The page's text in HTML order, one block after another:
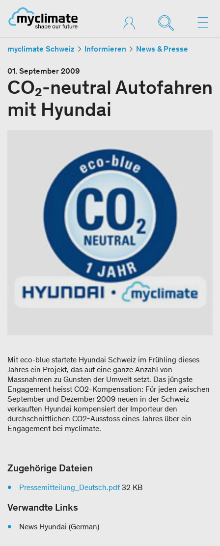
myclimate Schweiz Informieren News & Presse
01. September 2009
CO₂-neutral Autofahren
mit Hyundai
Mit eco-blue startete Hyundai Schweiz im Frühling dieses
Jahres ein Projekt, das auf eine ganze Anzahl von
Massnahmen zu Gunsten der Umwelt setzt. Das jüngste
Engagement heisst CO2-Kompensation: Für jeden zwischen
September und Dezember 2009 neuen in der Schweiz
verkauften Hyundai kompensiert der Importeur den
durchschnittlichen CO2-Ausstoss eines Jahres über ein
Engagement bei myclimate.
Zugehörige Dateien
Pressemitteilung_Deutsch.pdf 32 KB
Verwandte Links
News Hyundai (German)